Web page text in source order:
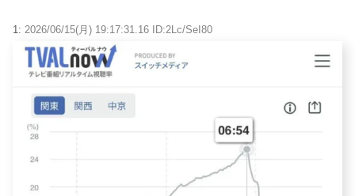
1: 2026/06/15(月) 19:17:31.16 ID:2Lc/SeI80